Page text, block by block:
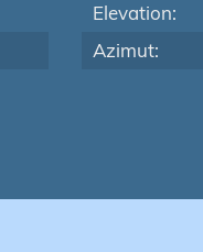
Elevation:
Azimut: